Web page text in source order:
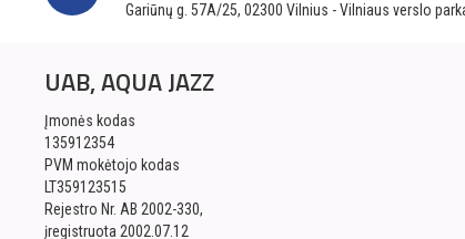
Gariūnų g. 57A/25, 02300 Vilnius - Vilniaus verslo
UAB, AQUA JAZZ
Įmonės kodas
135912354
PVM mokėtojo kodas
LT359123515
Rejestro Nr. AB 2002-330,
įregistruota 2002.07.12